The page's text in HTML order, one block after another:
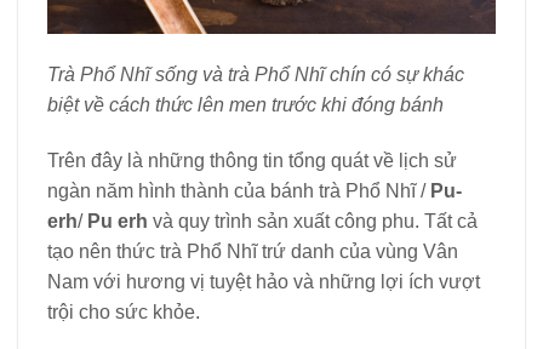
Trà Phổ Nhĩ sống và trà Phổ Nhĩ chín có sự khác
biệt về cách thức lên men trước khi đóng bánh
Trên đây là những thông tin tổng quát về lịch sử
ngàn năm hình thành của bánh trà Phổ Nhĩ / Pu-
erh/ Pu erh và quy trình sản xuất công phu. Tất cả
tạo nên thức trà Phổ Nhĩ trứ danh của vùng Vân
Nam với hương vị tuyệt hảo và những lợi ích vượt
trội cho sức khỏe.